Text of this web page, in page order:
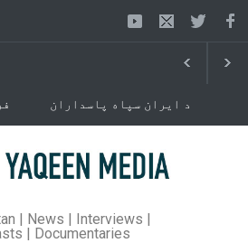
د ایران سپاه پاسداران
د تندلارې فلسطينۍ ډلې د
هنيه په
تهران کې وژل شوی دی.
| News | Interviews |
| Documentaries